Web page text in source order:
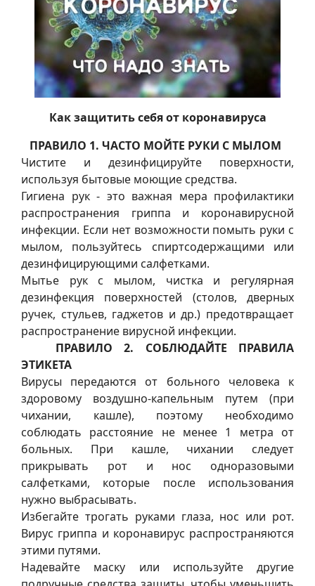
Как защитить себя от коронавируса
ПРАВИЛО 1. ЧАСТО МОЙТЕ РУКИ С МЫЛОМ
Чистите и дезинфицируйте поверхности,
используя бытовые моющие средства.
Гигиена рук - это важная мера профилактики
распространения гриппа и коронавирусной
инфекции. Если нет возможности помыть руки с
мылом, пользуйтесь спиртсодержащими или
дезинфицирующими салфетками.
Мытье рук с мылом, чистка и регулярная
дезинфекция поверхностей (столов, дверных
ручек, стульев, гаджетов и др.) предотвращает
распространение вирусной инфекции.
ПРАВИЛО 2. СОБЛЮДАЙТЕ ПРАВИЛА
ЭТИКЕТА
Вирусы передаются от больного человека к
здоровому воздушно-капельным путем (при
чихании, кашле), поэтому необходимо
соблюдать расстояние не менее 1 метра от
больных. При кашле, чихании следует
прикрывать рот и нос одноразовыми
салфетками, которые после использования
нужно выбрасывать.
Избегайте трогать руками глаза, нос или рот.
Вирус гриппа и коронавирус распространяются
этими путями.
Надевайте маску или используйте другие